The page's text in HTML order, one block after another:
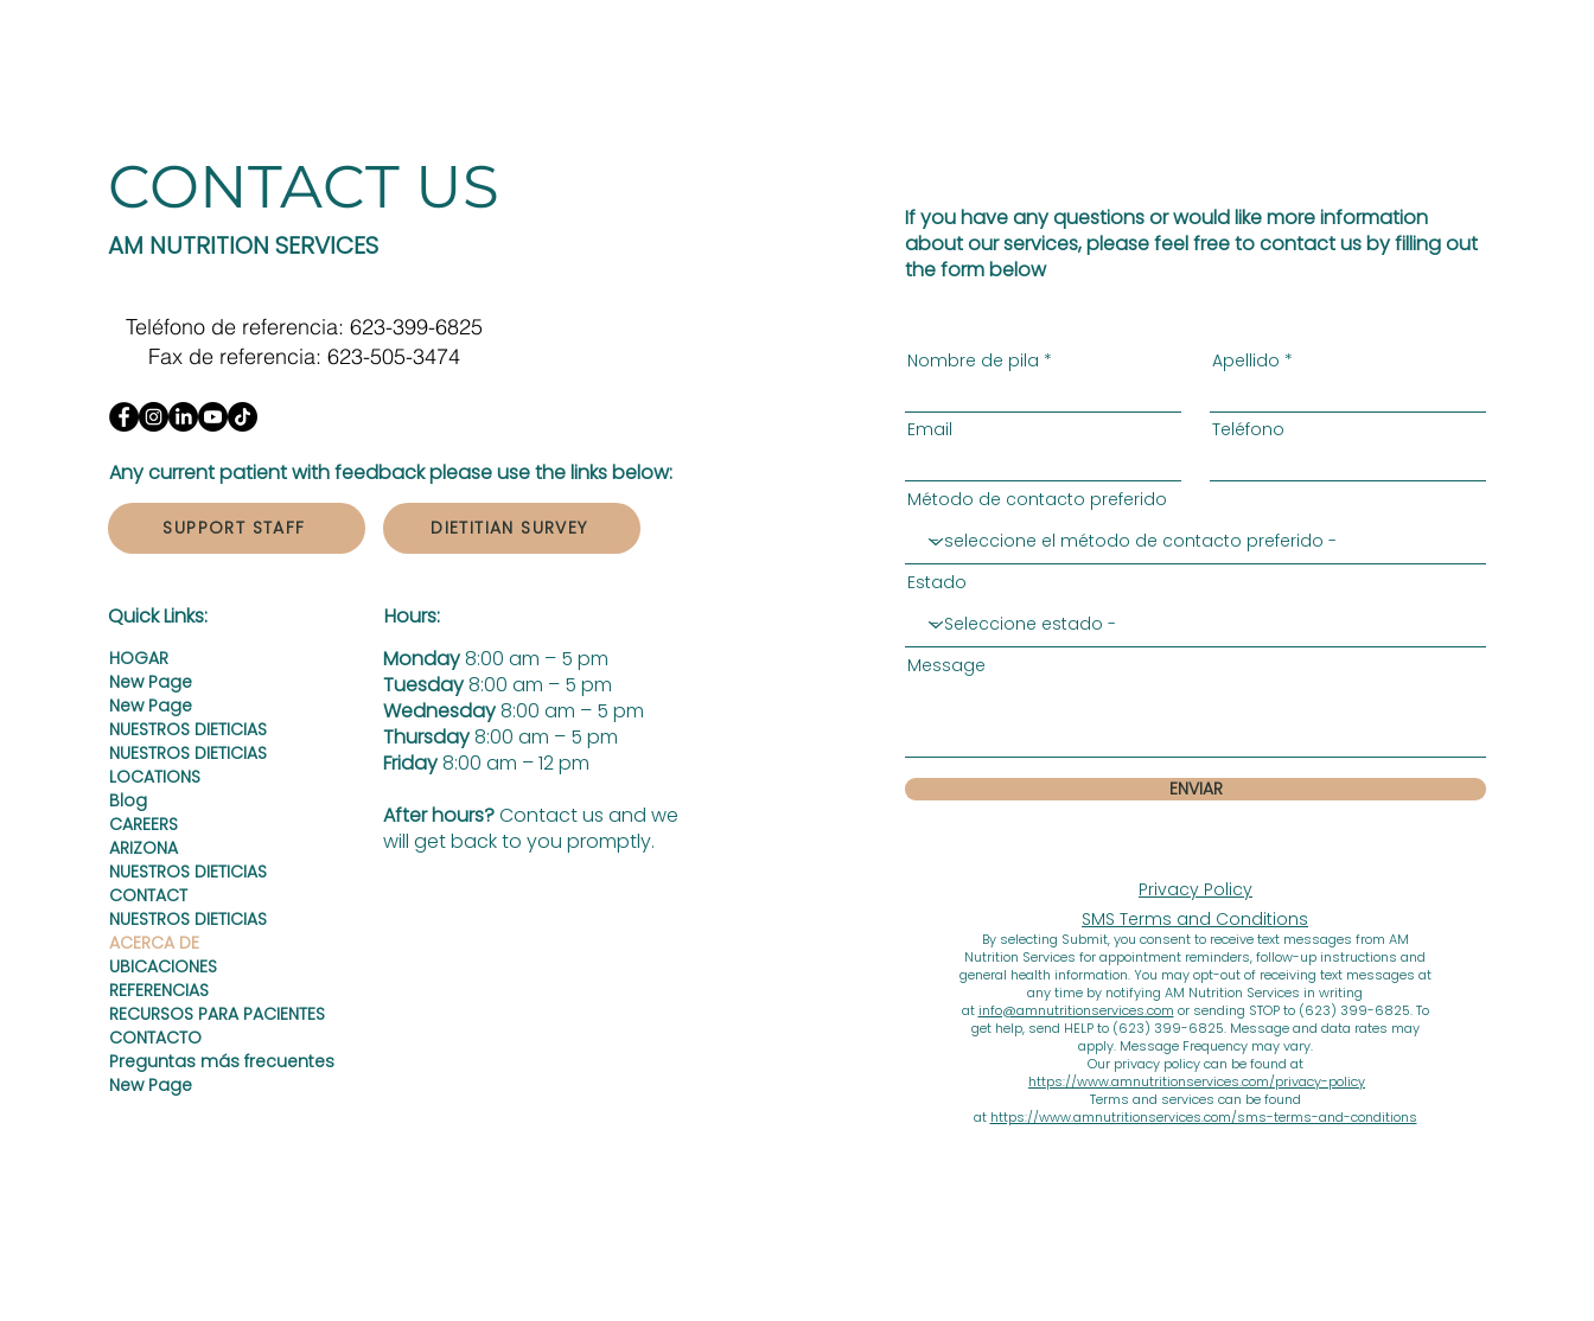
CONTACT US
AM NUTRITION SERVICES
Teléfono de referencia: 623-399-6825
Fax de referencia: 623-505-3474
Any current patient with feedback please use the links below:
SUPPORT STAFF DIETITIAN SURVEY
Quick Links: Hours:
HOGAR
New Page
New Page
NUESTROS DIETICIAS
NUESTROS DIETICIAS
LOCATIONS
Blog
CAREERS
ARIZONA
NUESTROS DIETICIAS
CONTACT
NUESTROS DIETICIAS
ACERCA DE
UBICACIONES
REFERENCIAS
RECURSOS PARA PACIENTES
CONTACTO
Preguntas más frecuentes
New Page
Monday8:00 am – 5 pm
Tuesday8:00 am – 5 pm
Wednesday8:00 am – 5 pm
Thursday8:00 am – 5 pm
Friday8:00 am – 12 pm
After hours?Contact us and we
will get back to you promptly.
If you have any questions or would like more information
about our services, please feel free to contact us by filling out
the form below
Nombre de pila
Email
Apellido
Teléfono
Método de contacto preferido
Estado
Message
ENVIAR
Privacy Policy
SMS Terms and Conditions
By selecting Submit, you consent to receive text messages from AM
Nutrition Services for appointment reminders, follow-up instructions and
general health information. You may opt-out of receiving text messages at
any time by notifying AM Nutrition Services in writing
atinfo@amnutritionservices.com or sending STOP to (623) 399-6825. To
get help, send HELP to (623) 399-6825. Message and data rates may
apply. Message Frequency may vary.
Our privacy policy can be found at
https://www.amnutritionservices.com/privacy-policy
Terms and services can be found
at https://www.amnutritionservices.com/sms-terms-and-conditions